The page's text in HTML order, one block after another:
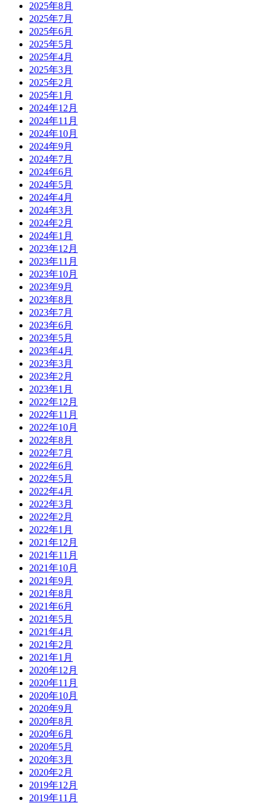
2025年8月
2025年7月
2025年6月
2025年5月
2025年4月
2025年3月
2025年2月
2025年1月
2024年12月
2024年11月
2024年10月
2024年9月
2024年7月
2024年6月
2024年5月
2024年4月
2024年3月
2024年2月
2024年1月
2023年12月
2023年11月
2023年10月
2023年9月
2023年8月
2023年7月
2023年6月
2023年5月
2023年4月
2023年3月
2023年2月
2023年1月
2022年12月
2022年11月
2022年10月
2022年8月
2022年7月
2022年6月
2022年5月
2022年4月
2022年3月
2022年2月
2022年1月
2021年12月
2021年11月
2021年10月
2021年9月
2021年8月
2021年6月
2021年5月
2021年4月
2021年2月
2021年1月
2020年12月
2020年11月
2020年10月
2020年9月
2020年8月
2020年6月
2020年5月
2020年3月
2020年2月
2019年12月
2019年11月